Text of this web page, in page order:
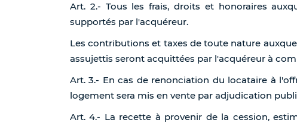
Art. 2.- Tous les frais, droits et honoraires
supportés par l'acquéreur.
Les contributions et taxes de toute nature
assujettis seront acquittées par l'acquéreur à
Art. 3.- En cas de renonciation du locataire à
logement sera mis en vente par adjudication
Art. 4.- La recette à provenir de la cession,